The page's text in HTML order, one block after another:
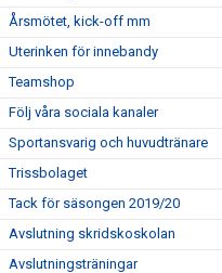
Årsmötet, kick-off mm
Uterinken för innebandy
Teamshop
Följ våra sociala kanaler
Sportansvarig och huvudtränare
Trissbolaget
Tack för säsongen 2019/20
Avslutning skridskoskolan
Avslutningsträningar